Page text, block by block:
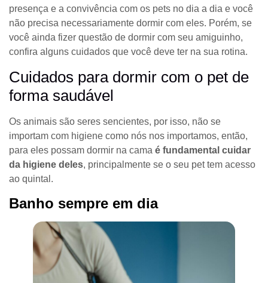
presença e a convivência com os pets no dia a dia e você
não precisa necessariamente dormir com eles. Porém, se
você ainda fizer questão de dormir com seu amiguinho,
confira alguns cuidados que você deve ter na sua rotina.
Cuidados para dormir com o pet de
forma saudável
Os animais são seres sencientes, por isso, não se
importam com higiene como nós nos importamos, então,
para eles possam dormir na cama é fundamental cuidar
da higiene deles, principalmente se o seu pet tem acesso
ao quintal.
Banho sempre em dia